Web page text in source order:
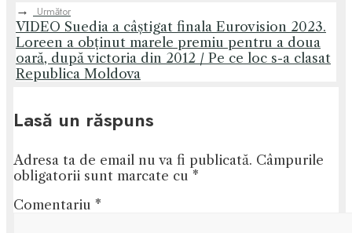
→
Următor
VIDEO Suedia a câștigat finala Eurovision 2023.
Loreen a obținut marele premiu pentru a doua
oară, după victoria din 2012 / Pe ce loc s-a clasat
Republica Moldova
Lasă un răspuns
Adresa ta de email nu va fi publicată. Câmpurile
obligatorii sunt marcate cu *
Comentariu *